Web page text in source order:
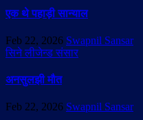
एक थे पहाड़ी सान्याल
Feb 22, 2026 Swapnil Sansar
सिने लीजेन्ड संसार
अनसुलझी मौत
Feb 22, 2026 Swapnil Sansar